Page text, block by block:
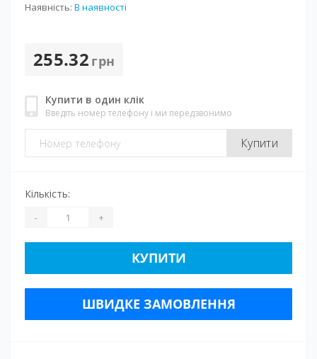
Наявність: В наявності
255.32 грн
Купити в один клік
Введіть номер телефону і ми передзвонимо
Купити
Кількість:
- +
КУПИТИ
ШВИДКЕ ЗАМОВЛЕННЯ